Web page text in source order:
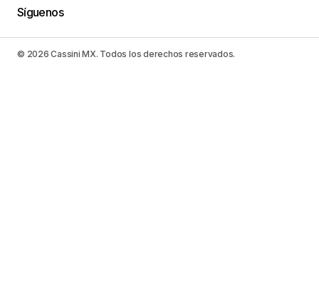
Síguenos
© 2026 Cassini MX. Todos los derechos reservados.